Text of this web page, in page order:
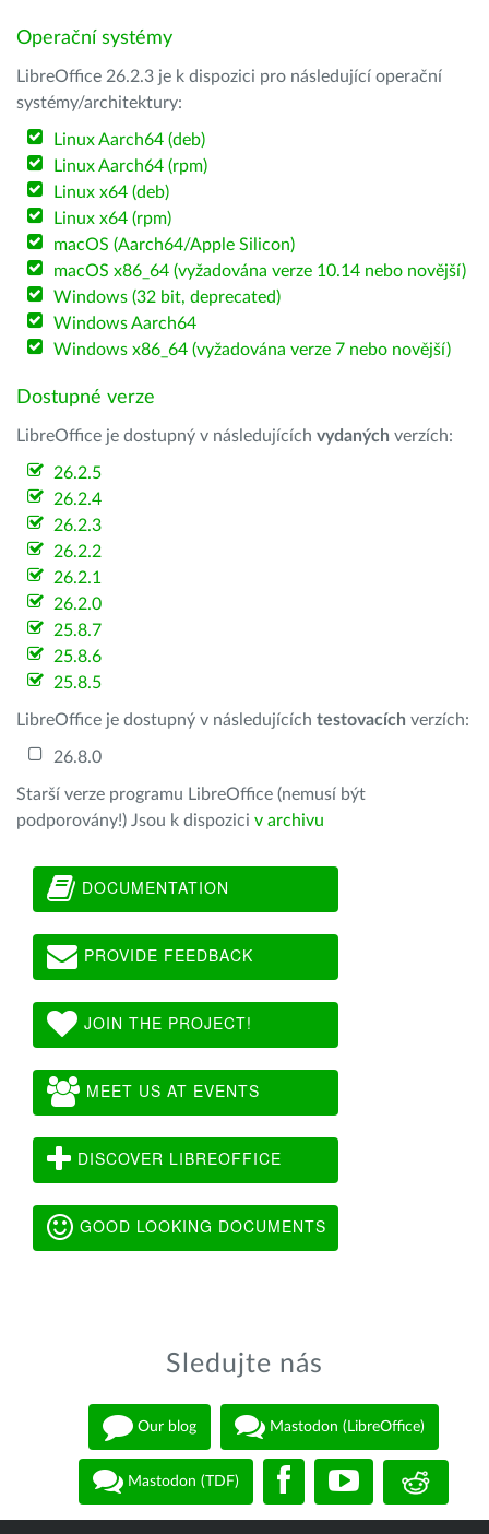
Operační systémy
LibreOffice 26.2.3 je k dispozici pro následující operační
systémy/architektury:
Linux Aarch64 (deb)
Linux Aarch64 (rpm)
Linux x64 (deb)
Linux x64 (rpm)
macOS (Aarch64/Apple Silicon)
macOS x86_64 (vyžadována verze 10.14 nebo novější)
Windows (32 bit, deprecated)
Windows Aarch64
Windows x86_64 (vyžadována verze 7 nebo novější)
Dostupné verze
LibreOffice je dostupný v následujících vydaných verzích:
26.2.5
26.2.4
26.2.3
26.2.2
26.2.1
26.2.0
25.8.7
25.8.6
25.8.5
LibreOffice je dostupný v následujících testovacích verzích:
26.8.0
Starší verze programu LibreOffice (nemusí být
podporovány!) Jsou k dispozici v archivu
DOCUMENTATION
PROVIDE FEEDBACK
JOIN THE PROJECT!
MEET US AT EVENTS
DISCOVER LIBREOFFICE
GOOD LOOKING DOCUMENTS
Sledujte nás
Our blog Mastodon (LibreOffice)
Mastodon (TDF)